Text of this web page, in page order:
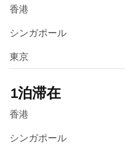
香港
シンガポール
東京
1泊滞在
香港
シンガポール